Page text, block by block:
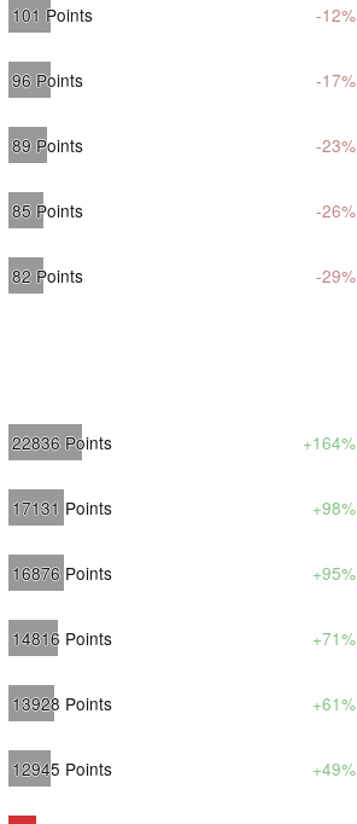
101 Points -12%
96 Points -17%
89 Points -23%
85 Points -26%
82 Points -29%
22836 Points +164%
17131 Points +98%
16876 Points +95%
14816 Points +71%
13928 Points +61%
12945 Points +49%